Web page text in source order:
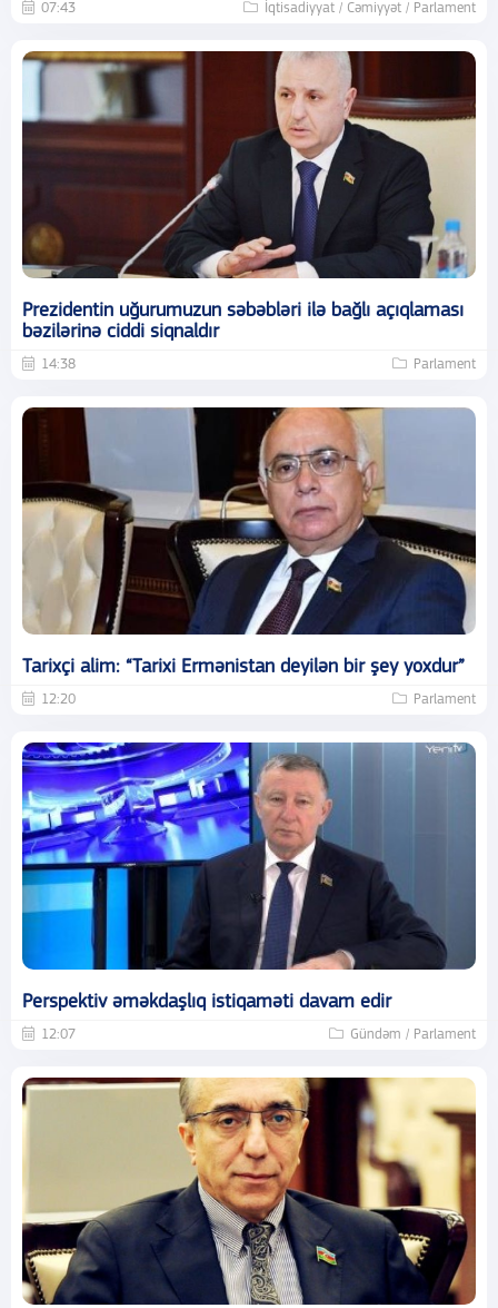
07:43 İqtisadiyyat / Cəmiyyət / Parlament
Prezidentin uğurumuzun səbəbləri ilə bağlı açıqlaması
bəzilərinə ciddi siqnaldır
14:38 Parlament
Tarixçi alim: “Tarixi Ermənistan deyilən bir şey yoxdur”
12:20 Parlament
Perspektiv əməkdaşlıq istiqaməti davam edir
12:07 Gündəm / Parlament